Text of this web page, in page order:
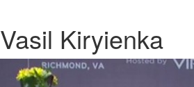
Vasil Kiryienka